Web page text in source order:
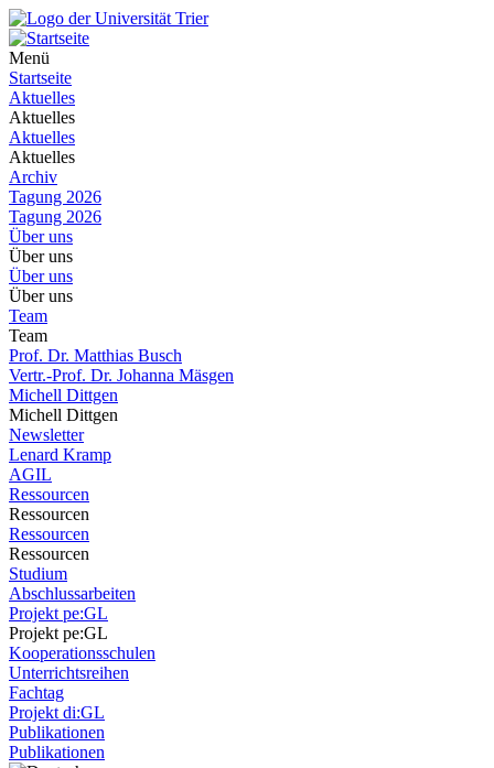
Menü
Startseite
Aktuelles
Aktuelles
Aktuelles
Aktuelles
Archiv
Tagung 2026
Tagung 2026
Über uns
Über uns
Über uns
Über uns
Team
Team
Prof. Dr. Matthias Busch
Vertr.-Prof. Dr. Johanna Mäsgen
Michell Dittgen
Michell Dittgen
Newsletter
Lenard Kramp
AGIL
Ressourcen
Ressourcen
Ressourcen
Ressourcen
Studium
Abschlussarbeiten
Projekt pe:GL
Projekt pe:GL
Kooperationsschulen
Unterrichtsreihen
Fachtag
Projekt di:GL
Publikationen
Publikationen